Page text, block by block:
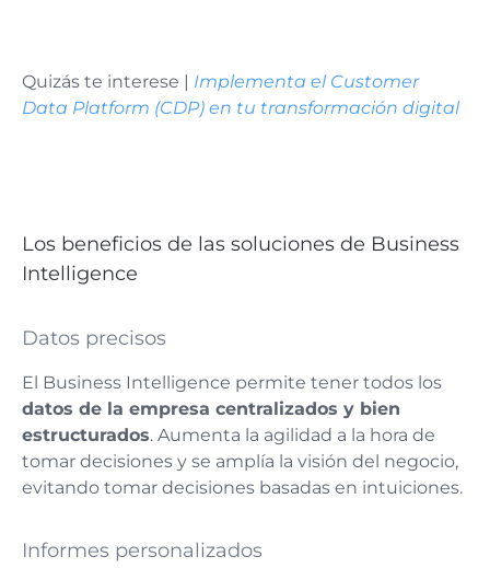
Quizás te interese | Implementa el Customer
Data Platform (CDP) en tu transformación digital
Los beneficios de las soluciones de Business
Intelligence
Datos precisos
El Business Intelligence permite tener todos los
datos de la empresa centralizados y bien
estructurados. Aumenta la agilidad a la hora de
tomar decisiones y se amplía la visión del negocio,
evitando tomar decisiones basadas en intuiciones.
Informes personalizados